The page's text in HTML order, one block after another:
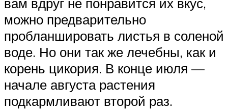
можно предварительно
пробланшировать листья в соленой
воде. Но они так же лечебны, как и
корень цикория. В конце июля —
начале августа растения
подкармливают второй раз.